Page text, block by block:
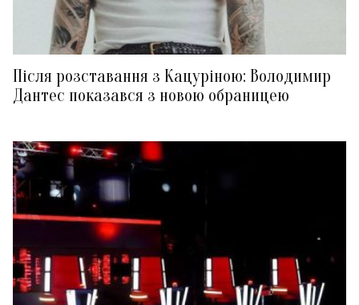
Після розставання з Кацуріною: Володимир
Дантес показався з новою обраницею